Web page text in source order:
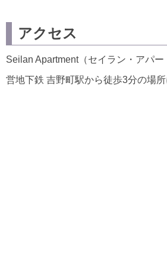
アクセス
Seilan Apartment（セイラン・アパ
営地下鉄 吉野町駅から徒歩3分の場所